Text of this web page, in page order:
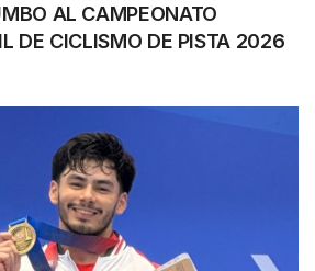
AL CAMPEONATO
DE CICLISMO DE PISTA 2026